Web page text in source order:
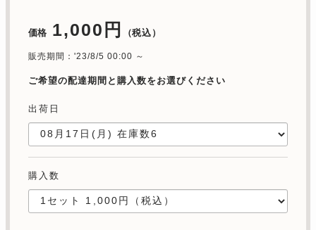
価格 1,000円 （税込）
販売期間：'23/8/5 00:00 ～
ご希望の配達期間と購入数をお選びください
出荷日
購入数